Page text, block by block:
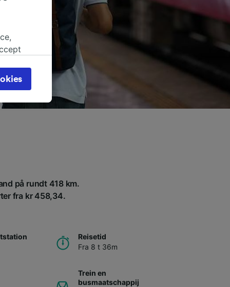
på rundt 418 km.
fra kr 458,34.
Reisetid
Fra 8 t 36m
Trein en
busmaatschappij
page.